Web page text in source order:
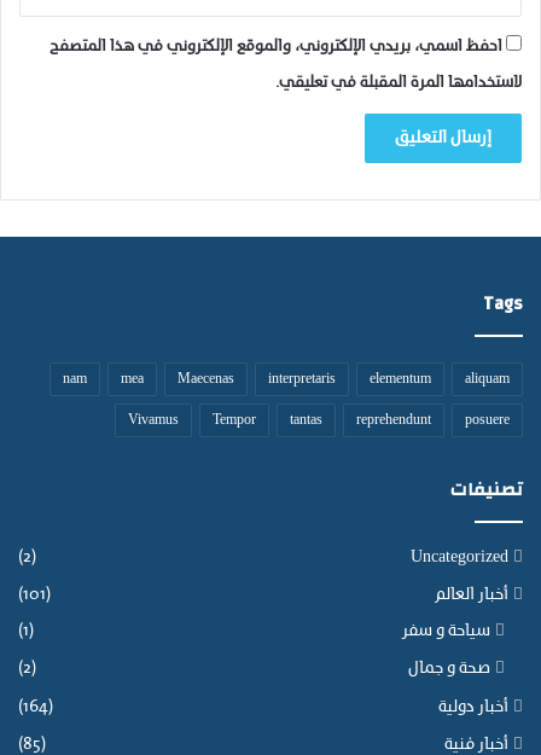
احفظ اسمي، بريدي الإلكتروني، والموقع الإلكتروني في هذا المتصفح
لاستخدامها المرة المقبلة في تعليقي.
Tags
aliquam
elementum
interpretaris
Maecenas
mea
nam
posuere
reprehendunt
tantas
Tempor
Vivamus
تصنيفات
Uncategorized
(2)
أخبار العالم (101)
سياحة و سفر (1)
صحة و جمال (2)
أخبار دولية (164)
أخبار فنية (85)